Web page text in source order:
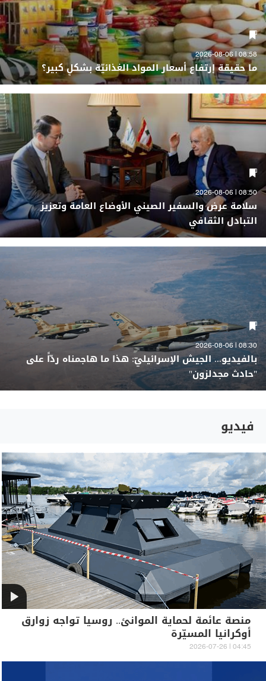
08:58 | 2026-08-06
ما حقيقة إرتفاع أسعار المواد الغذائيّة بشكلٍ كبير؟
08:50 | 2026-08-06
سلامة عرض والسفير الصيني الأوضاع العامة وتعزيز
التبادل الثقافي
08:30 | 2026-08-06
بالفيديو... الجيش الإسرائيليّ: هذا ما هاجمناه ردّاً على
"حادث مجدلزون"
فيديو
منصة عائمة لحماية الموانئ.. روسيا تواجه زوارق
أوكرانيا المسيّرة
04:45 | 2026-07-26